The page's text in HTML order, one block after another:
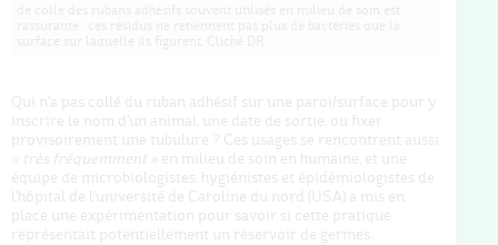
Qui n'a pas collé du ruban adhésif sur une paroi/surface pour y
inscrire le nom d'un animal, une date de sortie, ou fixer
provisoirement une tubulure ? Ces usages se rencontrent aussi
« très fréquemment » en milieu de soin en humaine, et une
équipe de microbiologistes, hygiénistes et épidémiologistes de
l'hôpital de l'université de Caroline du nord (USA) a mis en
place une expérimentation pour savoir si cette pratique
représentait potentiellement un réservoir de germes.